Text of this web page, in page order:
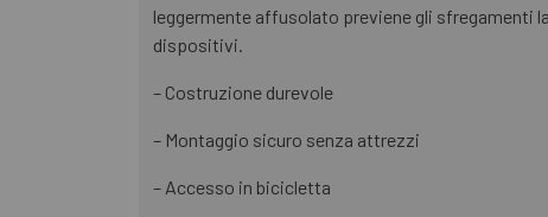
leggermente affusolato previene gli sfregamenti
dispositivi.
– Costruzione durevole
– Montaggio sicuro senza attrezzi
– Accesso in bicicletta